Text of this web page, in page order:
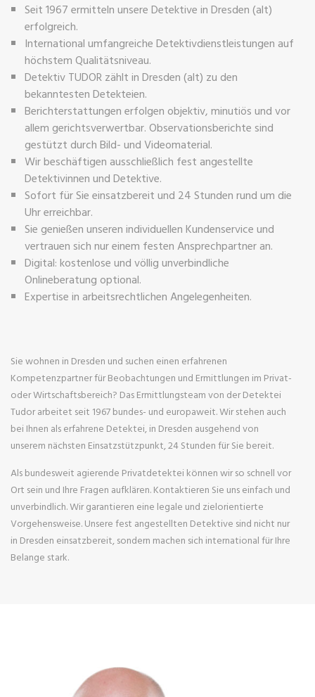
Seit 1967 ermitteln unsere Detektive in Dresden (alt)
erfolgreich.
International umfangreiche Detektivdienstleistungen auf
höchstem Qualitätsniveau.
Detektiv TUDOR zählt in Dresden (alt) zu den
bekanntesten Detekteien.
Berichterstattungen erfolgen objektiv, minutiös und vor
allem gerichtsverwertbar. Observationsberichte sind
gestützt durch Bild- und Videomaterial.
Wir beschäftigen ausschließlich fest angestellte
Detektivinnen und Detektive.
Sofort für Sie einsatzbereit und 24 Stunden rund um die
Uhr erreichbar.
Sie genießen unseren individuellen Kundenservice und
vertrauen sich nur einem festen Ansprechpartner an.
Digital: kostenlose und völlig unverbindliche
Onlineberatung optional.
Expertise in arbeitsrechtlichen Angelegenheiten.
Sie wohnen in Dresden und suchen einen erfahrenen
Kompetenzpartner für Beobachtungen und Ermittlungen im Privat-
oder Wirtschaftsbereich? Das Ermittlungsteam von der Detektei
Tudor arbeitet seit 1967 bundes- und europaweit. Wir stehen auch
bei Ihnen als erfahrene Detektei, in Dresden ausgehend von
unserem nächsten Einsatzstützpunkt, 24 Stunden für Sie bereit.
Als bundesweit agierende Privatdetektei können wir so schnell vor
Ort sein und Ihre Fragen aufklären. Kontaktieren Sie uns einfach und
unverbindlich. Wir garantieren eine legale und zielorientierte
Vorgehensweise. Unsere fest angestellten Detektive sind nicht nur
in Dresden einsatzbereit, sondern machen sich international für Ihre
Belange stark.